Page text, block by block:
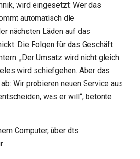
wird eingesetzt: Wer das
automatisch die
nächsten Läden auf das
Die Folgen für das Geschäft
„Der Umsatz wird nicht gleich
wird schiefgehen. Aber das
Wir probieren neuen Service aus
was er will“, betonte
Computer, über dts